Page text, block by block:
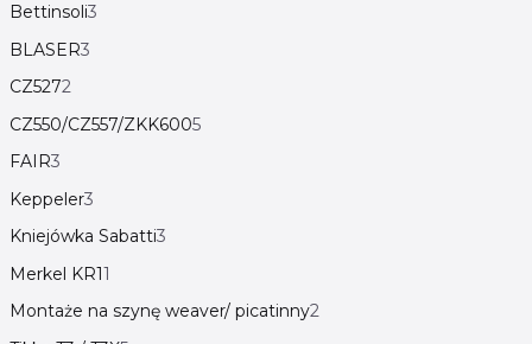
Bettinsoli3
BLASER3
CZ5272
CZ550/CZ557/ZKK6005
FAIR3
Keppeler3
Kniejówka Sabatti3
Merkel KR11
Montaże na szynę weaver/ picatinny2